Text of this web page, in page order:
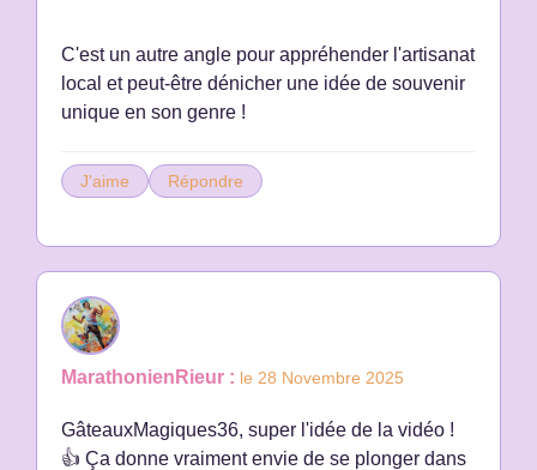
C'est un autre angle pour appréhender l'artisanat
local et peut-être dénicher une idée de souvenir
unique en son genre !
J'aime Répondre
MarathonienRieur : le 28 Novembre 2025
GâteauxMagiques36, super l'idée de la vidéo !
👍 Ça donne vraiment envie de se plonger dans